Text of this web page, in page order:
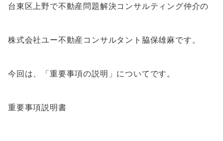
台東区上野で不動産問題解決コンサルティング仲介の
株式会社ユー不動産コンサルタント脇保雄麻です。
今回は、「重要事項の説明」についてです。
重要事項説明書